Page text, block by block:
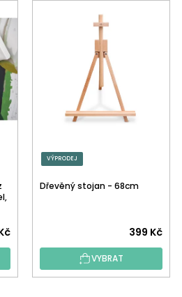
VÝPRODEJ
Dřevěný stojan - 68cm
399 Kč
VYBRAT